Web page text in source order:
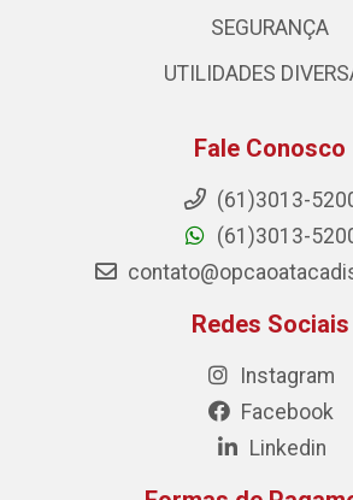
SEGURANÇA
UTILIDADES
Fale Conosco
(61)3013-
(61)3013-
Redes Sociais
Instagram
Facebook
Linkedin